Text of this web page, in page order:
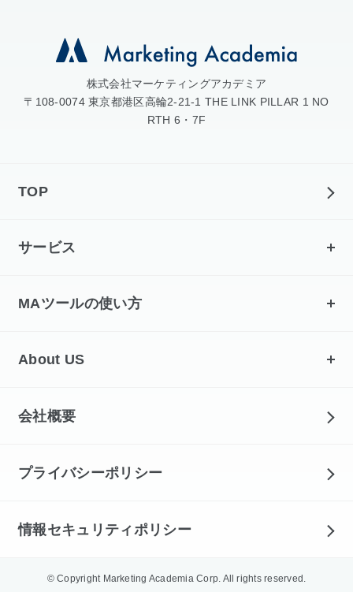
株式会社マーケティングアカデミア
〒108-0074 東京都港区高輪2-21-1 THE LINK PILLAR 1 NO
RTH 6・7F
TOP
サービス
MAツールの使い方
About US
会社概要
プライバシーポリシー
情報セキュリティポリシー
© Copyright Marketing Academia Corp. All rights reserved.